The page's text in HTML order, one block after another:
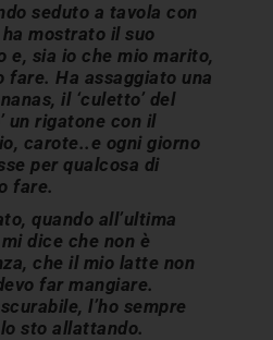
seduto a tavola con
mostrato il suo
e, sia io che mio marito,
fare. Ha assaggiato una
il ‘culetto’ del
un rigatone con il
carote..e ogni giorno
per qualcosa di
fare.
quando all’ultima
dice che non è
che il mio latte non
far mangiare.
l’ho sempre
sto allattando.